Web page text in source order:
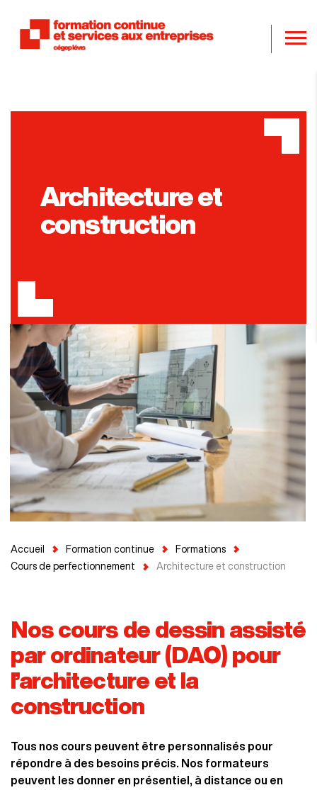
Architecture et
construction
Accueil Formation continue
Formations
Cours de perfectionnement
Architecture et construction
Nos cours de dessin assisté
par ordinateur (DAO) pour
l’architecture et la
construction
Tous nos cours peuvent être personnalisés pour
répondre à des besoins précis. Nos formateurs
peuvent les donner en présentiel, à distance ou en